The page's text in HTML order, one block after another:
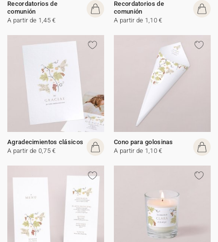
Recordatorios de
comunión
A partir de 1,45 €
Recordatorios de
comunión
A partir de 1,10 €
Agradecimientos clásicos
A partir de 0,75 €
Cono para golosinas
A partir de 1,10 €